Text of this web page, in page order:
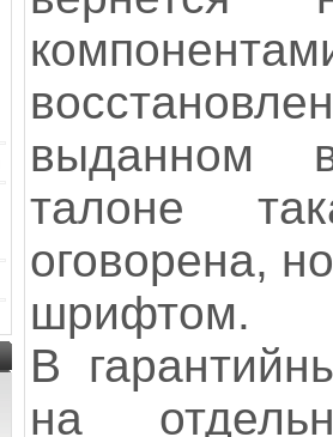
выданном
талоне
оговорена,
шрифтом.
В
на